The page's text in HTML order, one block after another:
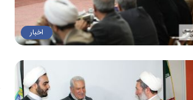
اخبار